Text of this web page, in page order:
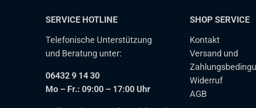
SERVICE HOTLINE
Telefonische Unterstützung
und Beratung unter:
06432 9 14 30
Mo – Fr.: 09:00 – 17:00 Uhr
SHOP SERVICE
Kontakt
Versand und
Widerruf
AGB